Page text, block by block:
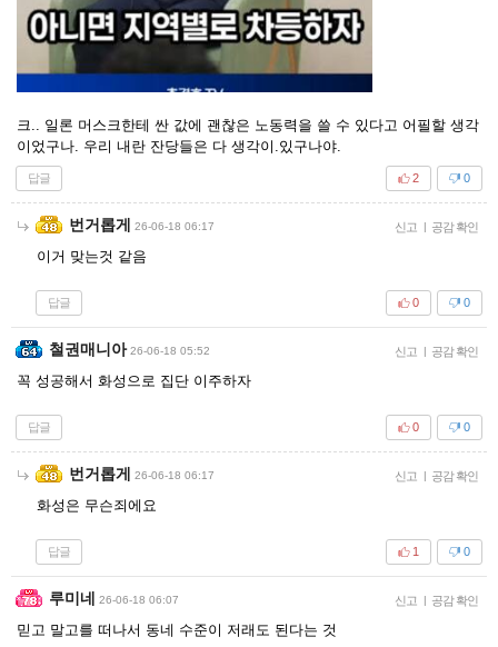
크.. 일론 머스크한테 싼 값에 괜찮은 노동력을 쓸 수 있다고 어필할 생각
이었구나. 우리 내란 잔당들은 다 생각이.있구나야.
답글 0
2
번거롭게 26-06-18 06:17 신고 | 공감 확인
이거 맞는것 같음
답글 0
0
철권매니아 26-06-18 05:52 신고 | 공감 확인
꼭 성공해서 화성으로 집단 이주하자
답글 0
0
번거롭게 26-06-18 06:17 신고 | 공감 확인
화성은 무슨죄에요
답글 0
1
루미네 26-06-18 06:07 신고 | 공감 확인
믿고 말고를 떠나서 동네 수준이 저래도 된다는 것